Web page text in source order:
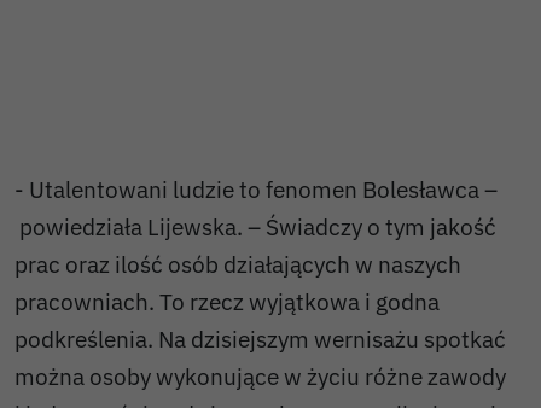
- Utalentowani ludzie to fenomen Bolesławca –
powiedziała Lijewska. – Świadczy o tym jakość
prac oraz ilość osób działających w naszych
pracowniach. To rzecz wyjątkowa i godna
podkreślenia. Na dzisiejszym wernisażu spotkać
można osoby wykonujące w życiu różne zawody